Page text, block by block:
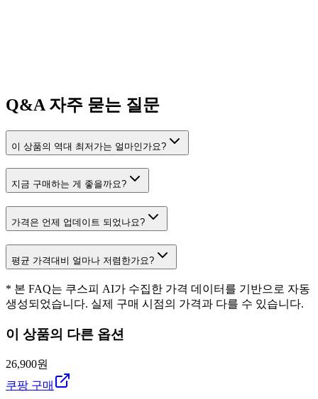
Q&A 자주 묻는 질문
이 상품의 역대 최저가는 얼마인가요?
지금 구매하는 게 좋을까요?
가격은 언제 업데이트 되었나요?
평균 가격대비 얼마나 저렴한가요?
* 본 FAQ는 쿠스피 AI가 수집한 가격 데이터를 기반으로 자동
생성되었습니다. 실제 구매 시점의 가격과 다를 수 있습니다.
이 상품의 다른 옵션
26,900원
쿠팡 구매